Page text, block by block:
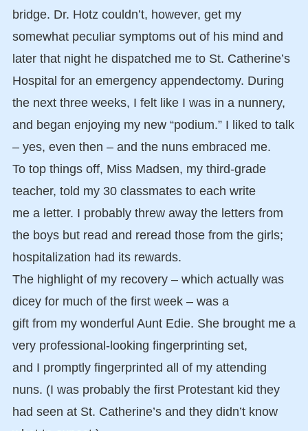
bridge. Dr. Hotz couldn’t, however, get my
somewhat peculiar symptoms out of his mind and
later that night he dispatched me to St. Catherine’s
Hospital for an emergency appendectomy. During
the next three weeks, I felt like I was in a nunnery,
and began enjoying my new “podium.” I liked to talk
– yes, even then – and the nuns embraced me.
To top things off, Miss Madsen, my third-grade
teacher, told my 30 classmates to each write
me a letter. I probably threw away the letters from
the boys but read and reread those from the girls;
hospitalization had its rewards.
The highlight of my recovery – which actually was
dicey for much of the first week – was a
gift from my wonderful Aunt Edie. She brought me a
very professional-looking fingerprinting set,
and I promptly fingerprinted all of my attending
nuns. (I was probably the first Protestant kid they
had seen at St. Catherine’s and they didn’t know